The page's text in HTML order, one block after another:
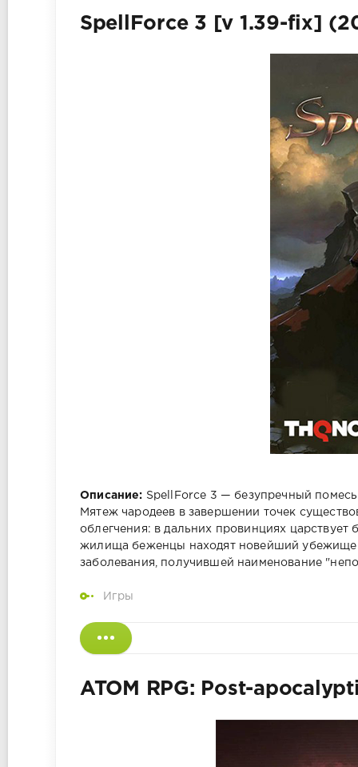
SpellForce 3 [v 1.39-fix]
Описание: SpellForce 3 — безупречный
Мятеж чародеев в завершении точек
облегчения: в дальних провинциях царствует
жилища беженцы находят новейший
заболевания, получившей наименование
Игры
ATOM RPG: Post-